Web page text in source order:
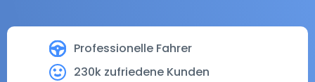
Professionelle Fahrer
230k zufriedene Kunden